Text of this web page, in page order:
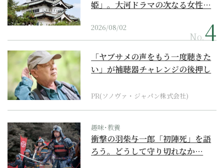
姫」。大河ドラマの次なる女性…
2026/08/02
No.
「ヤブサメの声をもう一度聴きた
い」が補聴器チャレンジの後押し
PR(ソノヴァ・ジャパン株式会社)
趣味･教養
衝撃の羽柴与一郎「初陣死」を語
ろう。どうして守り切れなか…